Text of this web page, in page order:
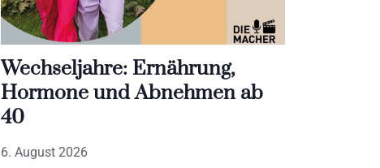
Wechseljahre: Ernährung,
Hormone und Abnehmen ab
40
6. August 2026